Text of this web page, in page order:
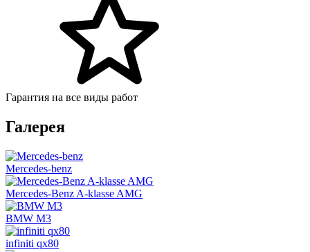
Гарантия на все виды работ
Галерея
Mercedes-benz
Mercedes-Benz A-klasse AMG
BMW M3
infiniti qx80